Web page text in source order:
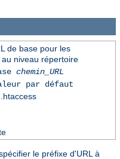
de base pour les
niveau répertoire
chemin_URL
par défaut
le préfixe d'URL à